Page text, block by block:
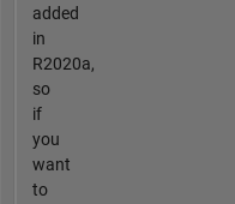
added
in
R2020a,
so
if
you
want
to